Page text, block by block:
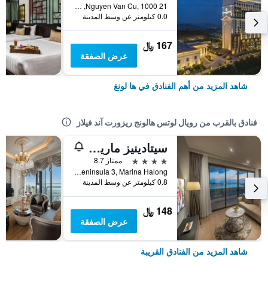
Nguyen Van Cu, 1000 21, ها لونغ, فيتنام
0.0 كيلومتر عن وسط المدينة
167 ﷼
عرض الصفقة
شاهد المزيد من أهم الفنادق في ها لونغ
فنادق بالقرب من رويال لوتس هالونج ريزورت آند فيلاز
سيتادينيز مارينا هالونج
4 نجوم
ممتاز 8.7
Peninsula 3, Marina Halong, ها لونغ, فيتنام
0.8 كيلومتر عن وسط المدينة
148 ﷼
عرض الصفقة
شاهد المزيد من الفنادق القريبة